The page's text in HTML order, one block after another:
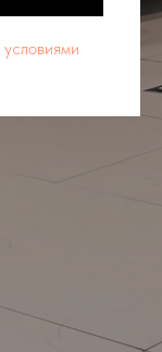
условиями